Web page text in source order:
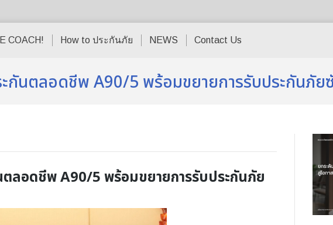
COACH! How to ประกันภัย NEWS Contact Us
กันตลอดชีพ A90/5 พร้อมขยายการรับประกันภัย
ลอดชีพ A90/5 พร้อมขยายการรับประกันภัย